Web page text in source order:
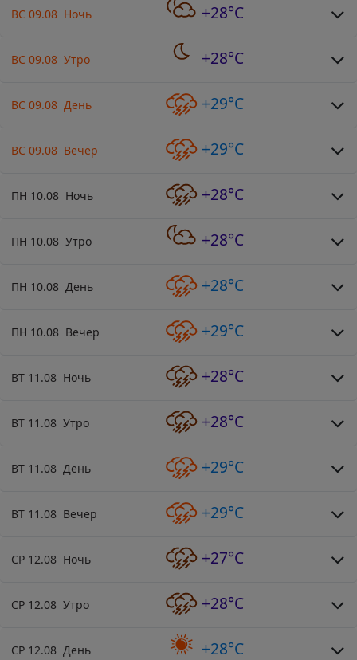
ВС 09.08 Ночь +28°C
ВС 09.08 Утро +28°C
ВС 09.08 День +29°C
ВС 09.08 Вечер +29°C
ПН 10.08 Ночь +28°C
ПН 10.08 Утро +28°C
ПН 10.08 День +28°C
ПН 10.08 Вечер +29°C
ВТ 11.08 Ночь +28°C
ВТ 11.08 Утро +28°C
ВТ 11.08 День +29°C
ВТ 11.08 Вечер +29°C
СР 12.08 Ночь +27°C
СР 12.08 Утро +28°C
СР 12.08 День +28°C